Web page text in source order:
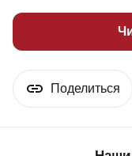
Поделиться